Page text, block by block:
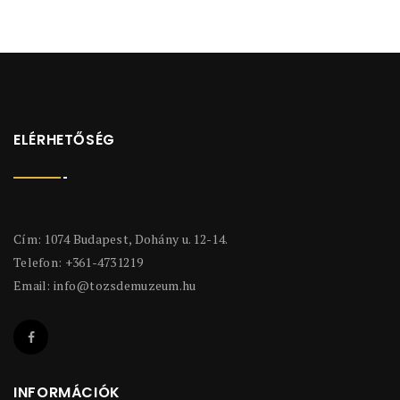
ELÉRHETŐSÉG
Cím: 1074 Budapest, Dohány u. 12-14.
Telefon: +361-4731219
Email: info@tozsdemuzeum.hu
INFORMÁCIÓK